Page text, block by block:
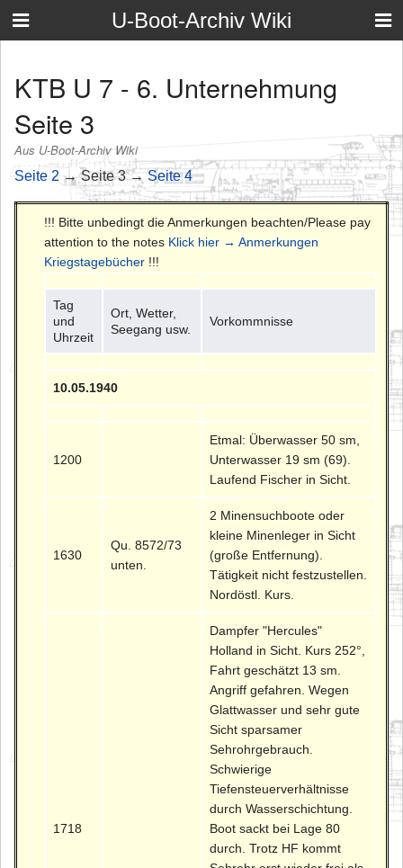
U-Boot-Archiv Wiki
KTB U 7 - 6. Unternehmung
Seite 3
Aus U-Boot-Archiv Wiki
Seite 2 → Seite 3 → Seite 4
!!! Bitte unbedingt die Anmerkungen beachten/Please pay
attention to the notes Klick hier → Anmerkungen
Kriegstagebücher !!!
Tag
und
Uhrzeit
Ort, Wetter,
Seegang usw.
Vorkommnisse
10.05.1940
1200
Etmal: Überwasser 50 sm,
Unterwasser 19 sm (69).
Laufend Fischer in Sicht.
1630
Qu. 8572/73
unten.
2 Minensuchboote oder
kleine Minenleger in Sicht
(große Entfernung).
Tätigkeit nicht festzustellen.
Nordöstl. Kurs.
1718
Dampfer "Hercules"
Holland in Sicht. Kurs 252°,
Fahrt geschätzt 13 sm.
Angriff gefahren. Wegen
Glattwasser und sehr gute
Sicht sparsamer
Sehrohrgebrauch.
Schwierige
Tiefensteuerverhältnisse
durch Wasserschichtung.
Boot sackt bei Lage 80
durch. Trotz HF kommt